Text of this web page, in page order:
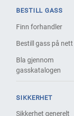
BESTILL GASS
Finn forhandler
Bestill gass på nett
Bla gjennom
gasskatalogen
SIKKERHET
Sikkerhet generelt